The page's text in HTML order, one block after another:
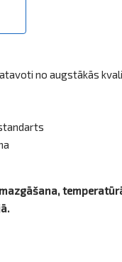
no augstākās